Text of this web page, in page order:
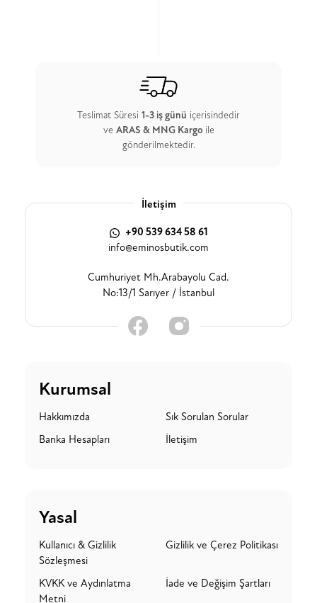
Teslimat Süresi 1-3 iş günü içerisindedir
ve ARAS & MNG Kargo ile
gönderilmektedir.
İletişim
+90 539 634 58 61
info@eminosbutik.com
Cumhuriyet Mh.Arabayolu Cad.
No:13/1 Sarıyer / İstanbul
Kurumsal
Hakkımızda
Sık Sorulan Sorular
Banka Hesapları
İletişim
Yasal
Kullanıcı & Gizlilik
Sözleşmesi
Gizlilik ve Çerez Politikası
KVKK ve Aydınlatma
Metni
İade ve Değişim Şartları